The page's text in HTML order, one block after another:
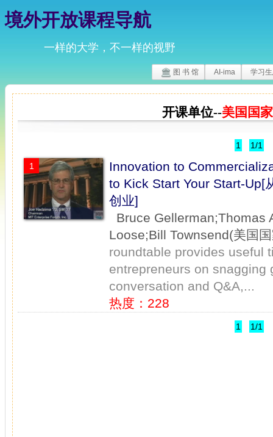
境外开放课程导航
一样的大学，不一样的视野
图 书 馆 AI-ima 学习
开课单位--美国国
1 1/1
1
Innovation to
to Kick Start Your Start-Up[
创业]
Bruce Gellerman;Thomas
Loose;Bill Townsend(美国
roundtable provides useful
entrepreneurs on snagging
conversation and Q&A,...
热度：228
1 1/1